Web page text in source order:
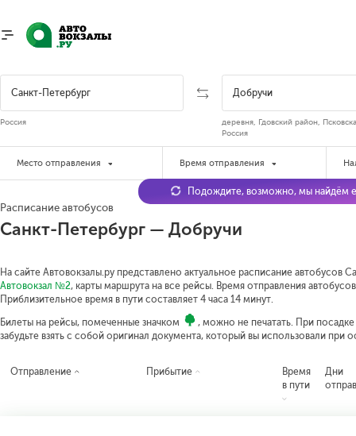
Россия
деревня, Гдовский район,
Россия
Место отправления Время отправления
Расписание автобусов
Санкт-Петербург — Добручи
На сайте Автовокзалы.ру представлено актуальное расписание автобусов
Автовокзал №2, карты маршрута на все рейсы. Время отправления
Приблизительное время в пути составляет 4 часа 14 минут.
Билеты на рейсы, помеченные значком
, можно не печатать. При
забудьте взять с собой оригинал документа, который вы использовали при
Подождите, возможно, мы найдём
Отправление Прибытие
Время
в пути
Дни